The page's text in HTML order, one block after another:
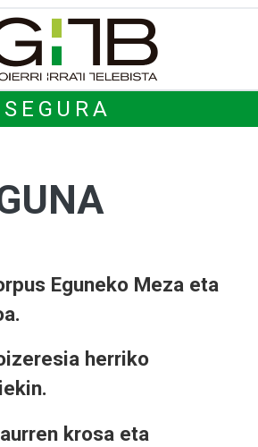
SEGURA
Eguneko Meza eta
herriko
krosa eta